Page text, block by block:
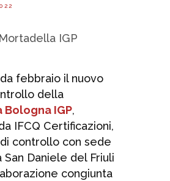
febbraio il nuovo
della
IGP,
IFCQ Certificazioni,
controllo con sede
San Daniele del Friuli
congiunta